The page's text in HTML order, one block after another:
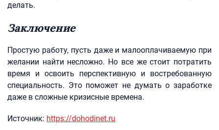
делать.
Заключение
Простую работу, пусть даже и малооплачиваемую при
желании найти несложно. Но все же стоит потратить
время и освоить перспективную и востребованную
специальность. Это поможет не думать о заработке
даже в сложные кризисные времена.
Источник: https://dohodinet.ru